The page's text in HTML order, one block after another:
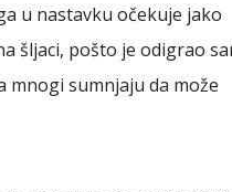
u nastavku očekuje jako
šljaci, pošto je odigrao
mnogi sumnjaju da može